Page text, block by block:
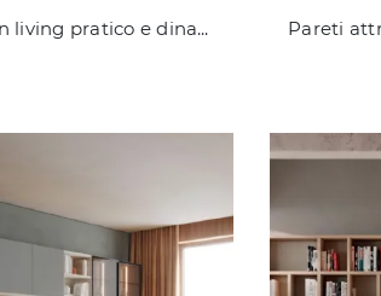
Se vuoi ultimare un living pratico e dinamico dalle linee moderne, ecco a te la parete attrezzata Living LV705 Giessegi.